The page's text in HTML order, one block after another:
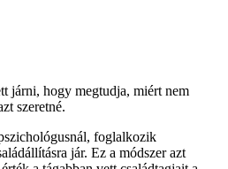
járni, hogy megtudja, miért nem
szeretné.
foglalkozik
jár. Ez a módszer azt